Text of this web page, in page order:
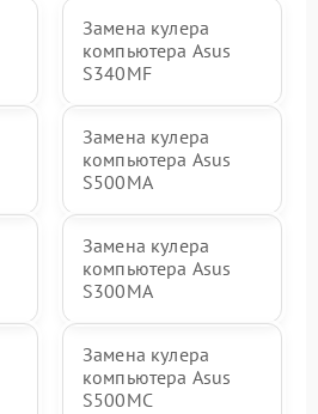
Замена кулера
компьютера Asus
S340MF
Замена кулера
компьютера Asus
S500MA
Замена кулера
компьютера Asus
S300MA
Замена кулера
компьютера Asus
S500MC